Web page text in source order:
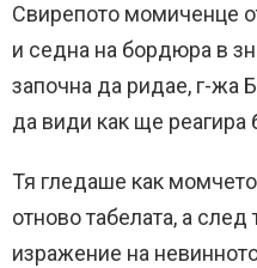
Свирепото момиченце
и седна на бордюра в
започна да ридае, г-жа
да види как ще реагира
Тя гледаше как
отново табелата, а
изражение на